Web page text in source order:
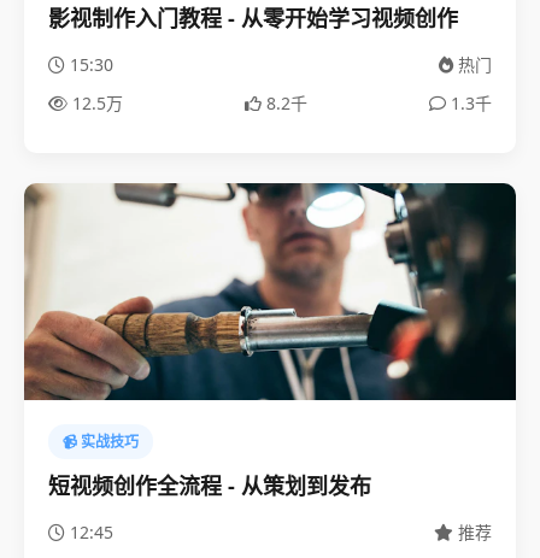
影视制作入门教程 - 从零开始学习视频创作
15:30
热门
12.5万
8.2千 1.3千
📹 实战技巧
短视频创作全流程 - 从策划到发布
12:45
推荐